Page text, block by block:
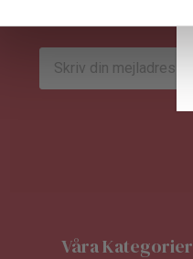
Våra Kategorier